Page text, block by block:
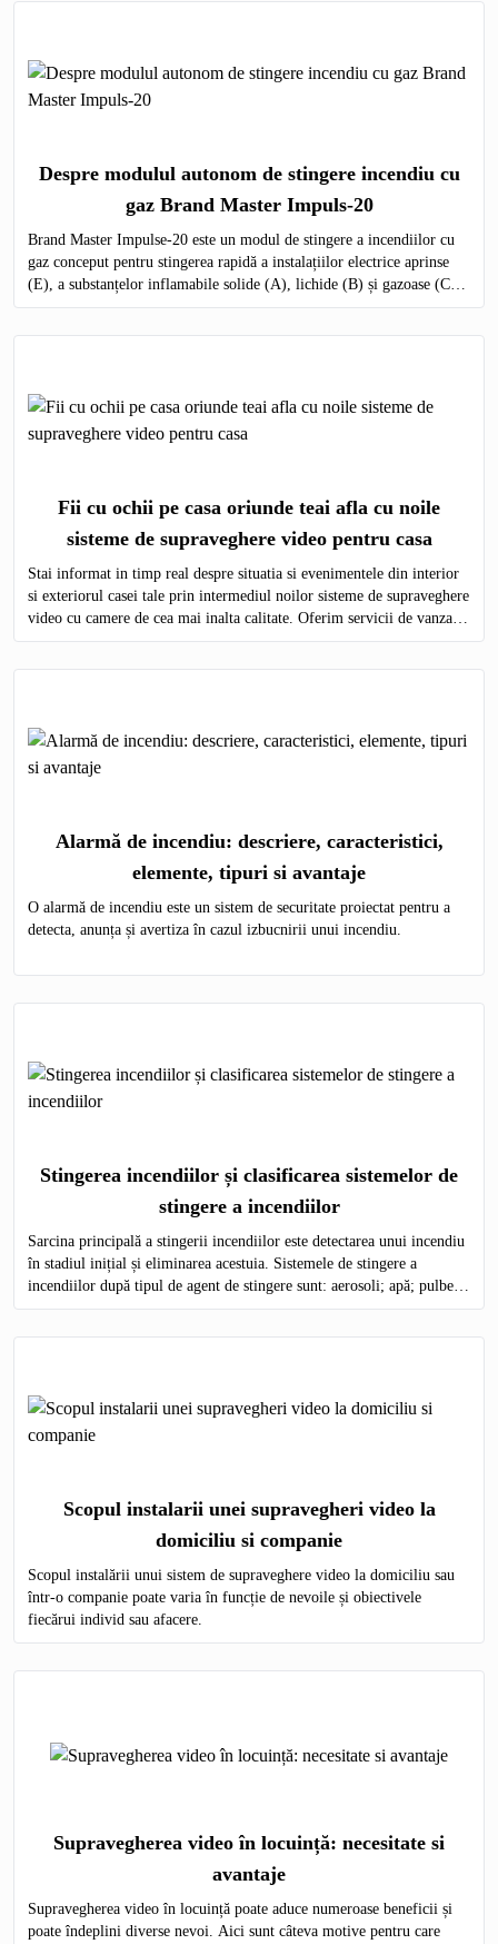
Despre modulul autonom de stingere incendiu cu
gaz Brand Master Impuls-20
Brand Master Impulse-20 este un modul de stingere a incendiilor cu
gaz conceput pentru stingerea rapidă a instalațiilor electrice aprinse
(E), a substanțelor inflamabile solide (A), lichide (B) și gazoase (C)
pe întregul volum al obiectului protejat.
Fii cu ochii pe casa oriunde teai afla cu noile
sisteme de supraveghere video pentru casa
Stai informat in timp real despre situatia si evenimentele din interior
si exteriorul casei tale prin intermediul noilor sisteme de supraveghere
video cu camere de cea mai inalta calitate. Oferim servicii de vanzare
si montare a echipamentelor de monitorizare video in toata Moldova.
Alarmă de incendiu: descriere, caracteristici,
elemente, tipuri si avantaje
O alarmă de incendiu este un sistem de securitate proiectat pentru a
detecta, anunța și avertiza în cazul izbucnirii unui incendiu.
Stingerea incendiilor și clasificarea sistemelor de
stingere a incendiilor
Sarcina principală a stingerii incendiilor este detectarea unui incendiu
în stadiul inițial și eliminarea acestuia. Sistemele de stingere a
incendiilor după tipul de agent de stingere sunt: aerosoli; apă; pulbere;
gaz; spumă.
Scopul instalarii unei supravegheri video la
domiciliu si companie
Scopul instalării unui sistem de supraveghere video la domiciliu sau
într-o companie poate varia în funcție de nevoile și obiectivele
fiecărui individ sau afacere.
Supravegherea video în locuință: necesitate si
avantaje
Supravegherea video în locuință poate aduce numeroase beneficii și
poate îndeplini diverse nevoi. Aici sunt câteva motive pentru care